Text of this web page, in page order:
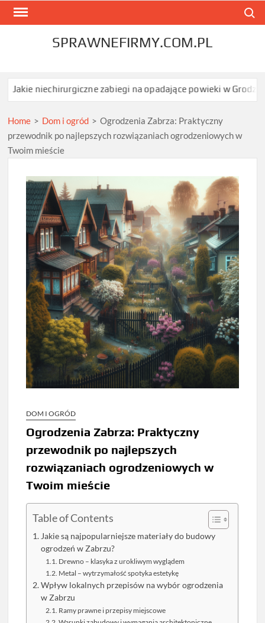
Skip
SPRAWNEFIRMY.COM.PL
zabiegi na opadające powieki w Grodzisku
Home > Dom i ogród > Ogrodzenia Zabrza: Praktyczny
przewodnik po najlepszych rozwiązaniach ogrodzeniowych w
Twoim mieście
DOM I OGRÓD
Ogrodzenia Zabrza: Praktyczny
przewodnik po najlepszych
rozwiązaniach ogrodzeniowych w
Twoim mieście
Table of Contents
Jakie są najpopularniejsze materiały do budowy
ogrodzeń w Zabrzu?
Drewno – klasyka z urokliwym wyglądem
Metal – wytrzymałość spotyka estetykę
Wpływ lokalnych przepisów na wybór ogrodzenia
w Zabrzu
Ramy prawne i przepisy miejscowe